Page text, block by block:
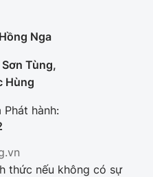
Nga
Tùng,
Hùng
Phát hành:
thức nếu không có sự